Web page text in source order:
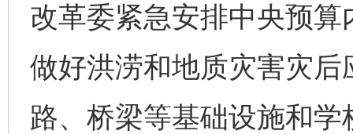
改革委紧急安排中央预
做好洪涝和地质灾害灾
路、桥梁等基础设施和